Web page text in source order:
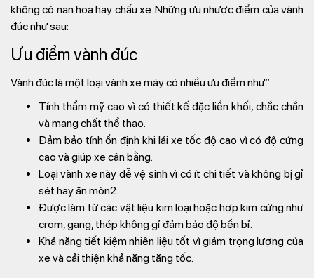
không có nan hoa hay chấu xe. Những ưu nhược điểm của vành
đúc như sau:
Ưu điểm vành đúc
Vành đúc là một loại vành xe máy có nhiều ưu điểm như”
Tính thẩm mỹ cao vì có thiết kế đặc liền khối, chắc chắn
và mang chất thể thao.
Đảm bảo tính ổn định khi lái xe tốc độ cao vì có độ cứng
cao và giúp xe cân bằng.
Loại vành xe này dễ vệ sinh vì có ít chi tiết và không bị gỉ
sét hay ăn mòn2.
Được làm từ các vật liệu kim loại hoặc hợp kim cứng như
crom, gang, thép không gỉ đảm bảo độ bền bỉ.
Khả năng tiết kiệm nhiên liệu tốt vì giảm trọng lượng của
xe và cải thiện khả năng tăng tốc.